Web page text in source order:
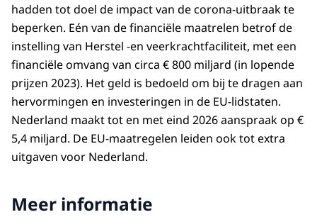
hadden tot doel de impact van de corona-uitbraak te
beperken. Eén van de financiële maatrelen betrof de
instelling van Herstel -en veerkrachtfaciliteit, met een
financiële omvang van circa € 800 miljard (in lopende
prijzen 2023). Het geld is bedoeld om bij te dragen aan
hervormingen en investeringen in de EU-lidstaten.
Nederland maakt tot en met eind 2026 aanspraak op €
5,4 miljard. De EU-maatregelen leiden ook tot extra
uitgaven voor Nederland.
Meer informatie